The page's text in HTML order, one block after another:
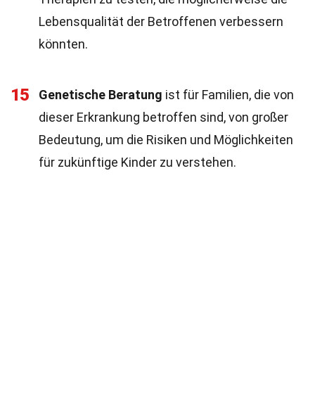
Lebensqualität der Betroffenen verbessern
könnten.
15 Genetische Beratung ist für Familien, die von
dieser Erkrankung betroffen sind, von großer
Bedeutung, um die Risiken und Möglichkeiten
für zukünftige Kinder zu verstehen.